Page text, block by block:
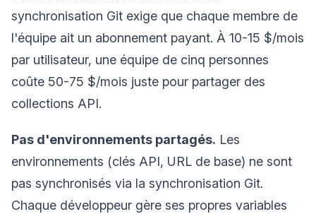
synchronisation Git exige que chaque membre de
l'équipe ait un abonnement payant. À 10-15 $/mois
par utilisateur, une équipe de cinq personnes
coûte 50-75 $/mois juste pour partager des
collections API.
Pas d'environnements partagés. Les
environnements (clés API, URL de base) ne sont
pas synchronisés via la synchronisation Git.
Chaque développeur gère ses propres variables